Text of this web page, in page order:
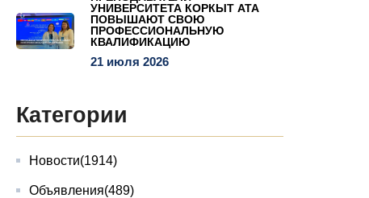
УНИВЕРСИТЕТА КОРКЫТ АТА
ПОВЫШАЮТ СВОЮ
ПРОФЕССИОНАЛЬНУЮ
КВАЛИФИКАЦИЮ
21 июля 2026
Категории
Новости(1914)
Объявления(489)